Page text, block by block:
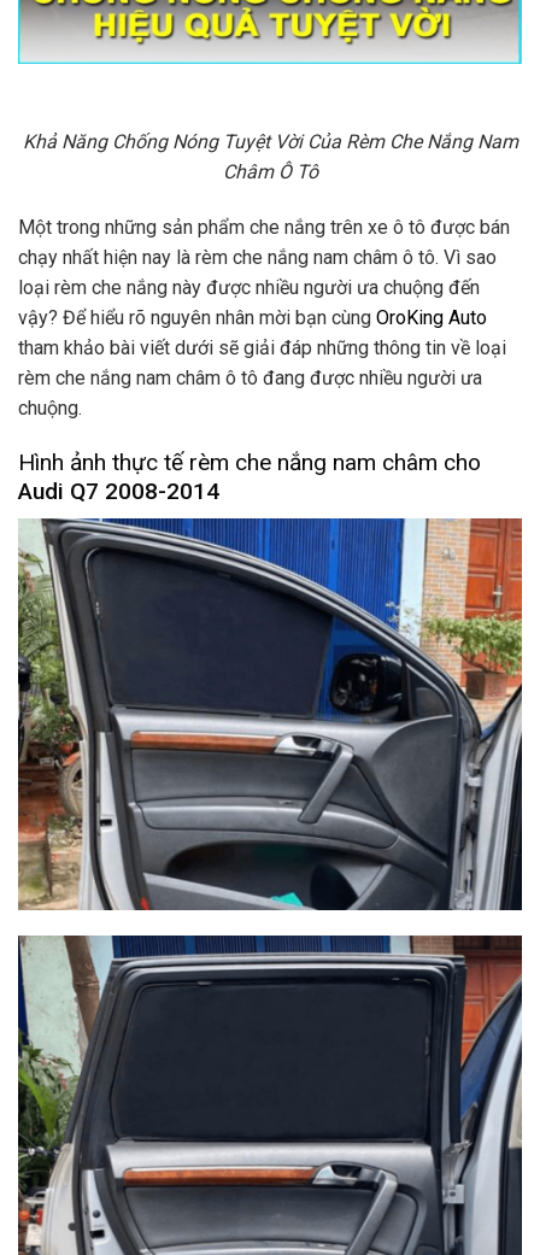
Khả Năng Chống Nóng Tuyệt Vời Của Rèm Che Nắng Nam
Châm Ô Tô
Một trong những sản phẩm che nắng trên xe ô tô được bán
chạy nhất hiện nay là rèm che nắng nam châm ô tô. Vì sao
loại rèm che nắng này được nhiều người ưa chuộng đến
vậy? Để hiểu rõ nguyên nhân mời bạn cùng OroKing Auto
tham khảo bài viết dưới sẽ giải đáp những thông tin về loại
rèm che nắng nam châm ô tô đang được nhiều người ưa
chuộng.
Hình ảnh thực tế rèm che nắng nam châm cho
Audi Q7 2008-2014